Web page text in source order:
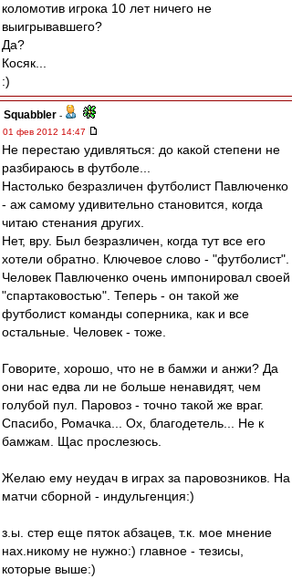
коломотив игрока 10 лет ничего не
выигрывавшего?
Да?
Косяк...
:)
Squabbler -
01 фев 2012 14:47
Не перестаю удивляться: до какой степени не
разбираюсь в футболе...
Настолько безразличен футболист Павлюченко
- аж самому удивительно становится, когда
читаю стенания других.
Нет, вру. Был безразличен, когда тут все его
хотели обратно. Ключевое слово - "футболист".
Человек Павлюченко очень импонировал своей
"спартаковостью". Теперь - он такой же
футболист команды соперника, как и все
остальные. Человек - тоже.
Говорите, хорошо, что не в бамжи и анжи? Да
они нас едва ли не больше ненавидят, чем
голубой пул. Паровоз - точно такой же враг.
Спасибо, Ромачка... Ох, благодетель... Не к
бамжам. Щас прослезюсь.
Желаю ему неудач в играх за паровозников. На
матчи сборной - индульгенция:)
з.ы. стер еще пяток абзацев, т.к. мое мнение
нах.никому не нужно:) главное - тезисы,
которые выше:)